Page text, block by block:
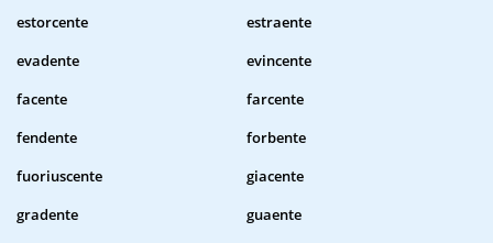
estorcente
estraente
evadente
evincente
facente
farcente
fendente
forbente
fuoriuscente
giacente
gradente
guaente